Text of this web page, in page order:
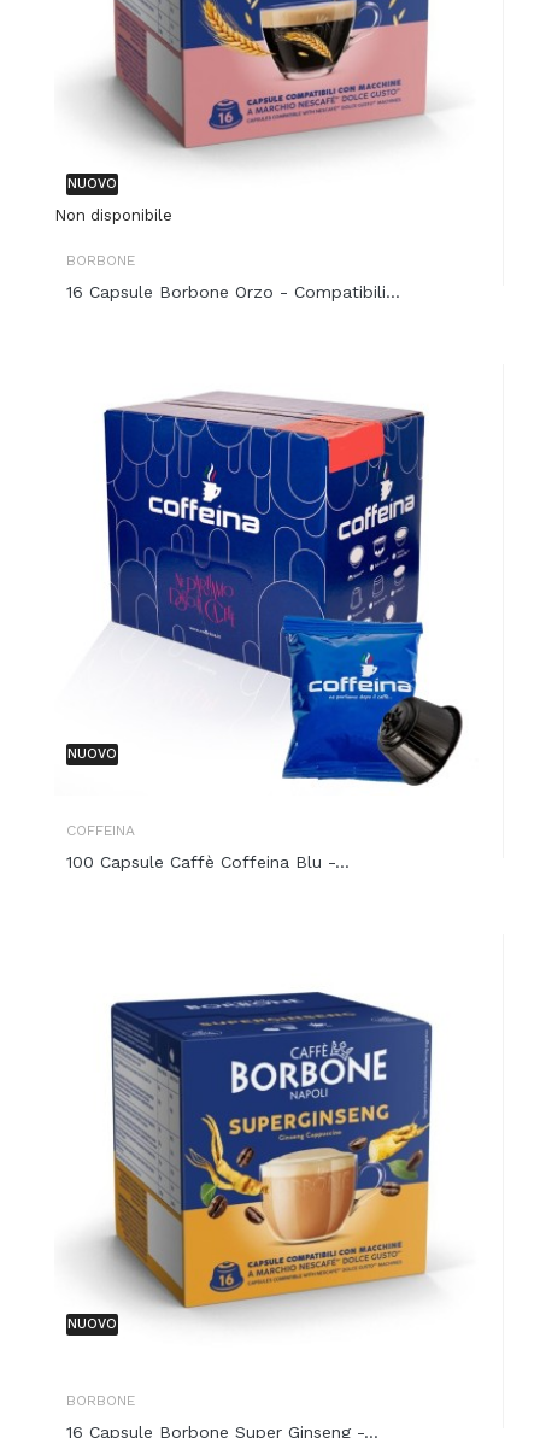
NUOVO
Non disponibile
BORBONE
16 Capsule Borbone Orzo - Compatibili...
NUOVO
COFFEINA
100 Capsule Caffè Coffeina Blu -...
NUOVO
BORBONE
16 Capsule Borbone Super Ginseng -...